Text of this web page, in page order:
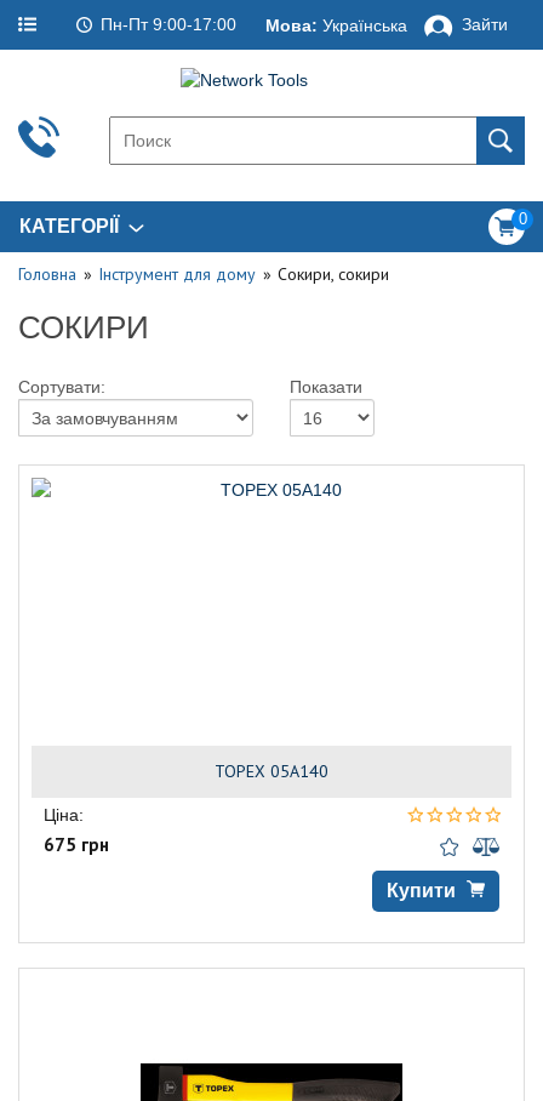
Пн-Пт 9:00-17:00 Мова: Українська Зайти
КАТЕГОРІЇ 0
Головна Інструмент для дому Сокири, сокири
СОКИРИ
Сортувати: Показати
TOPEX 05A140
Ціна:
675 грн
Купити